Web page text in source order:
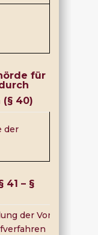
für
40)
der
41 – §
der Vorschriften